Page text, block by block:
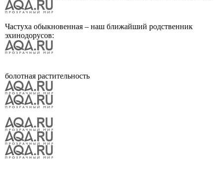
Частуха обыкновенная – наш ближайший родственник
эхинодорусов:
болотная растительность